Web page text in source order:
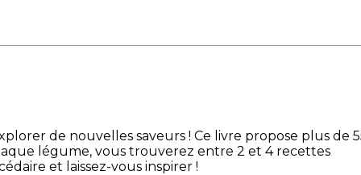
de nouvelles saveurs ! Ce livre propose plus de
légume, vous trouverez entre 2 et 4 recettes
et laissez-vous inspirer !